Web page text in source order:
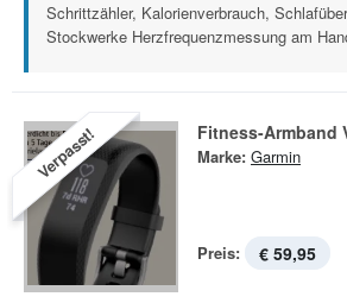
Schrittzähler, Kalorienverbrauch,
Stockwerke Herzfrequenzmessung am
Verpasst! Fitness-Armband
Marke: Garmin
Preis: € 59,95